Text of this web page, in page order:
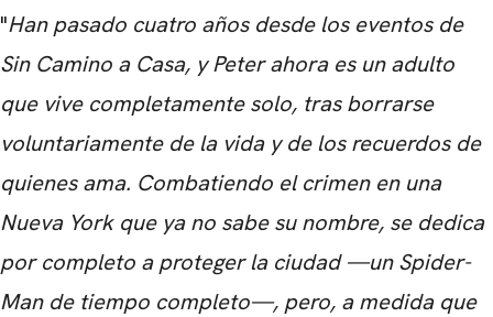
"Han pasado cuatro años desde los eventos de
Sin Camino a Casa, y Peter ahora es un adulto
que vive completamente solo, tras borrarse
voluntariamente de la vida y de los recuerdos de
quienes ama. Combatiendo el crimen en una
Nueva York que ya no sabe su nombre, se dedica
por completo a proteger la ciudad —un Spider-
Man de tiempo completo—, pero, a medida que